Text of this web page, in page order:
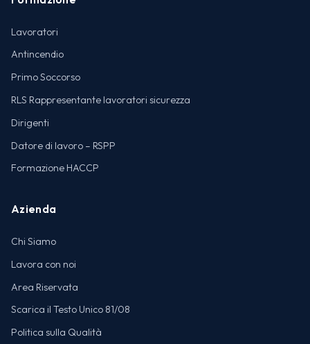
Lavoratori
Antincendio
Primo Soccorso
RLS Rappresentante lavoratori sicurezza
Dirigenti
Datore di lavoro – RSPP
Formazione HACCP
Azienda
Chi Siamo
Lavora con noi
Area Riservata
Scarica il Testo Unico 81/08
Politica sulla Qualità